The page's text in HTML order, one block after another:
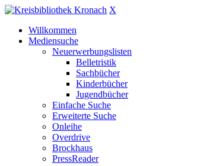
X
Willkommen
Mediensuche
Neuerwerbungslisten
Belletristik
Sachbücher
Kinderbücher
Jugendbücher
Einfache Suche
Erweiterte Suche
Onleihe
Overdrive
Brockhaus
PressReader